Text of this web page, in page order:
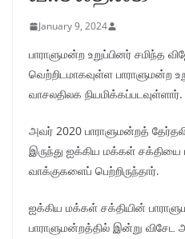
January 9, 2024
பாராளுமன்ற உறுப்பினர் சமிந்த
வெற்றிடமாகவுள்ள பாராளுமன்ற
வாசலதிலக நியமிக்கப்படவுள்ளார்.
அவர் 2020 பாராளுமன்றத்
இருந்து ஐக்கிய மக்கள் சக்தியை
வாக்குகளைப் பெற்றிருந்தார்.
ஐக்கிய மக்கள் சக்தியின்
பாராளுமன்றத்தில் இன்று விசேட